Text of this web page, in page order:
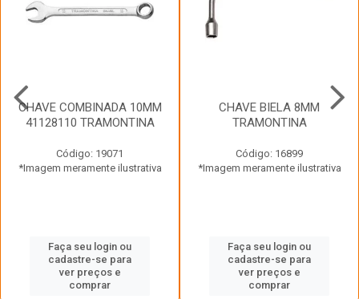
CHAVE COMBINADA 10MM
41128110 TRAMONTINA
Código: 19071
*Imagem meramente ilustrativa
Faça seu login ou
cadastre-se para
ver preços e
comprar
CHAVE BIELA 8MM
TRAMONTINA
Código: 16899
*Imagem meramente ilustrativa
Faça seu login ou
cadastre-se para
ver preços e
comprar